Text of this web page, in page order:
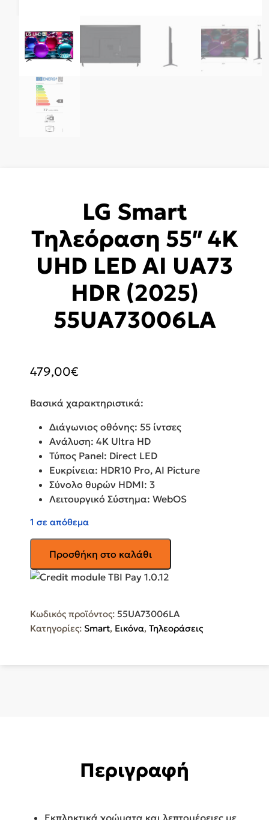
LG Smart
Τηλεόραση 55″ 4K
UHD LED AI UA73
HDR (2025)
55UA73006LA
479,00€
Βασικά χαρακτηριστικά:
Διάγωνιος οθόνης: 55 ίντσες
Ανάλυση: 4K Ultra HD
Τύπος Panel: Direct LED
Ευκρίνεια: HDR10 Pro, AI Picture
Σύνολο θυρών HDMI: 3
Λειτουργικό Σύστημα: WebOS
1 σε απόθεμα
Smart
Τηλεόραση
UHD
LED
Προσθήκη στο καλάθι
Κωδικός προϊόντος: 55UA73006LA
Κατηγορίες: Smart, Εικόνα, Τηλεοράσεις
Περιγραφή